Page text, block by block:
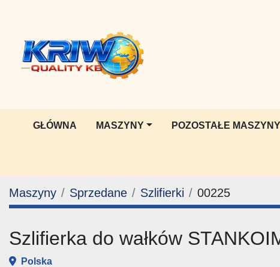
GŁÓWNA MASZYNY POZOSTAŁE MASZYNY
Maszyny Sprzedane Szlifierki 00225
Szlifierka do wałków
Polska